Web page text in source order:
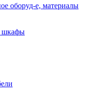
оборуд-е, материалы
шкафы